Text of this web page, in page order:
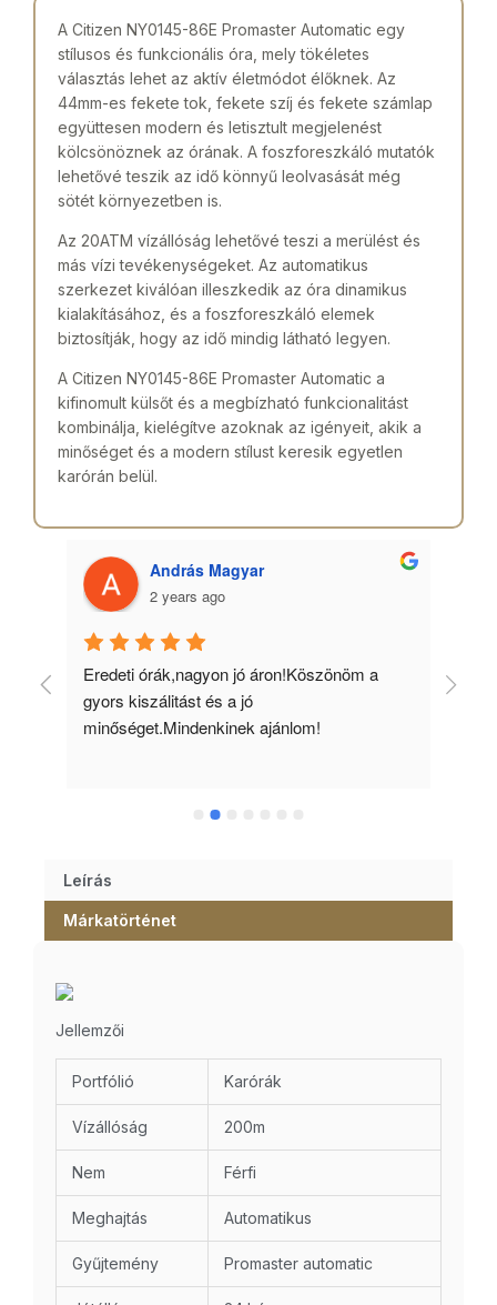
A Citizen NY0145-86E Promaster Automatic egy
stílusos és funkcionális óra, mely tökéletes
választás lehet az aktív életmódot élőknek. Az
44mm-es fekete tok, fekete szíj és fekete számlap
együttesen modern és letisztult megjelenést
kölcsönöznek az órának. A foszforeszkáló mutatók
lehetővé teszik az idő könnyű leolvasását még
sötét környezetben is.
Az 20ATM vízállóság lehetővé teszi a merülést és
más vízi tevékenységeket. Az automatikus
szerkezet kiválóan illeszkedik az óra dinamikus
kialakításához, és a foszforeszkáló elemek
biztosítják, hogy az idő mindig látható legyen.
A Citizen NY0145-86E Promaster Automatic a
kifinomult külsőt és a megbízható funkcionalitást
kombinálja, kielégítve azoknak az igényeit, akik a
minőséget és a modern stílust keresik egyetlen
karórán belül.
András Magyar
2 years ago
Eredeti órák,nagyon jó áron!Köszönöm a
gyors kiszálitást és a jó
minőséget.Mindenkinek ajánlom!
Leírás
Márkatörténet
Jellemzői
Portfólió Karórák
Vízállóság 200m
Nem Férfi
Meghajtás Automatikus
Gyűjtemény Promaster automatic